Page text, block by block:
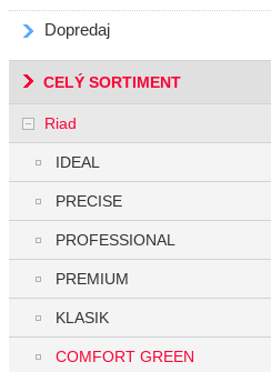
Dopredaj
CELÝ SORTIMENT
Riad
IDEAL
PRECISE
PROFESSIONAL
PREMIUM
KLASIK
COMFORT GREEN